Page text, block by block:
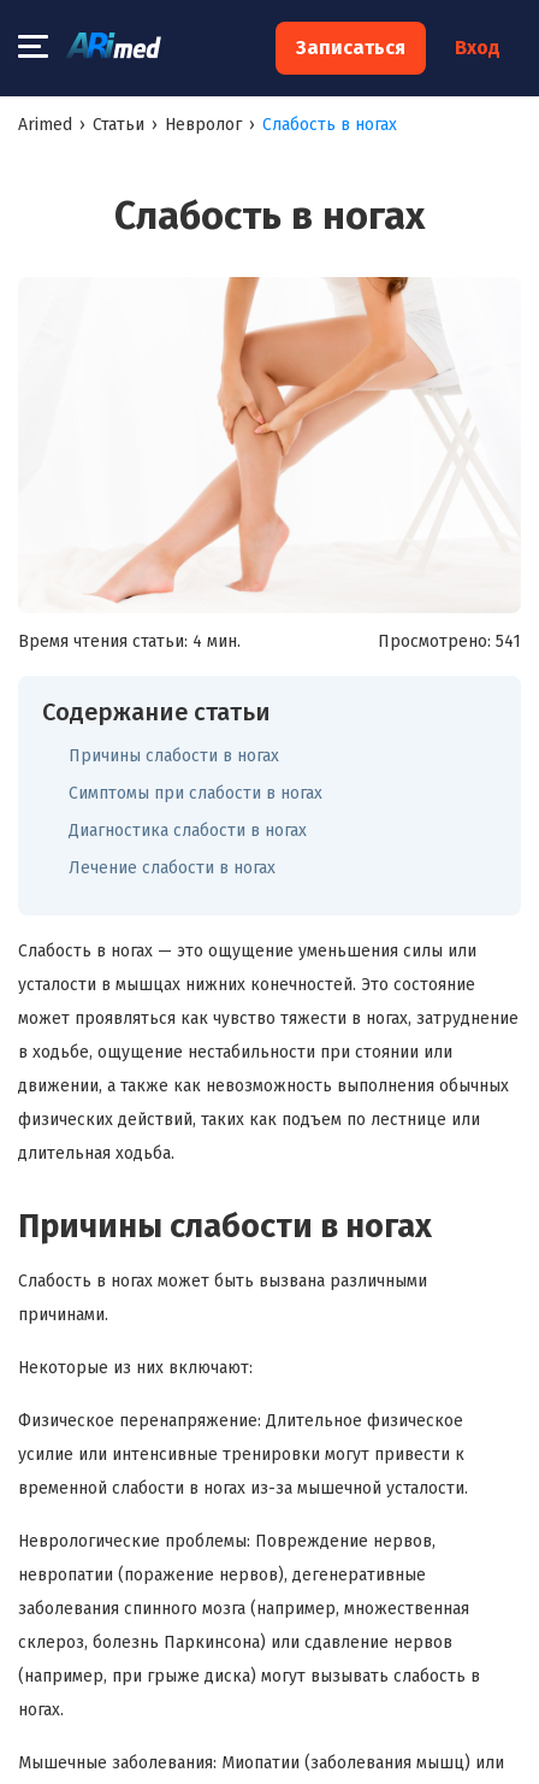
Записаться Вход
Arimed › Статьи › Невролог › Слабость в ногах
Слабость в ногах
Время чтения статьи: 4 мин. Просмотрено: 541
Содержание статьи
Причины слабости в ногах
Симптомы при слабости в ногах
Диагностика слабости в ногах
Лечение слабости в ногах
Слабость в ногах — это ощущение уменьшения силы или
усталости в мышцах нижних конечностей. Это состояние
может проявляться как чувство тяжести в ногах, затруднение
в ходьбе, ощущение нестабильности при стоянии или
движении, а также как невозможность выполнения обычных
физических действий, таких как подъем по лестнице или
длительная ходьба.
Причины слабости в ногах
Слабость в ногах может быть вызвана различными
причинами.
Некоторые из них включают:
Физическое перенапряжение: Длительное физическое
усилие или интенсивные тренировки могут привести к
временной слабости в ногах из-за мышечной усталости.
Неврологические проблемы: Повреждение нервов,
невропатии (поражение нервов), дегенеративные
заболевания спинного мозга (например, множественная
склероз, болезнь Паркинсона) или сдавление нервов
(например, при грыже диска) могут вызывать слабость в
ногах.
Мышечные заболевания: Миопатии (заболевания мышц) или
×
Запишитесь на консультацию к
Ваше имя:*
Я согласен наобработку моих персональных данных